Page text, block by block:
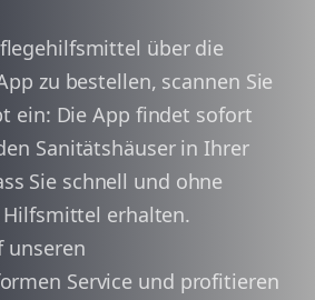
über die
zu bestellen, scannen Sie
ein: Die App findet sofort
Sanitätshäuser in Ihrer
Sie schnell und ohne
erhalten.
unseren
Service und profitieren